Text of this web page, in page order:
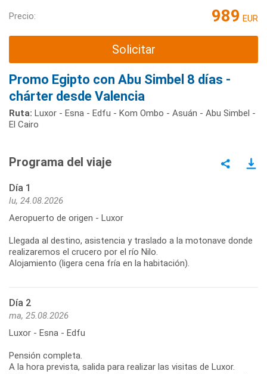
Precio: 989 EUR
Solicitar
Promo Egipto con Abu Simbel 8 días -
chárter desde Valencia
Ruta: Luxor - Esna - Edfu - Kom Ombo - Asuán - Abu Simbel -
El Cairo
Programa del viaje
Día 1
lu, 24.08.2026
Aeropuerto de origen - Luxor
Llegada al destino, asistencia y traslado a la motonave donde
realizaremos el crucero por el río Nilo.
Alojamiento (ligera cena fría en la habitación).
Día 2
ma, 25.08.2026
Luxor - Esna - Edfu
Pensión completa.
A la hora prevista, salida para realizar las visitas de Luxor.